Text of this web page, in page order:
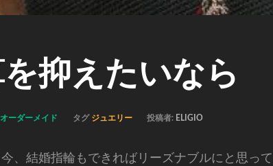
抑えたいなら
ーダーメイド タグ ジュエリー 投稿者: ELIGIO
、結婚指輪もできればリーズナブルにと思って